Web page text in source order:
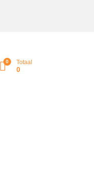
0 Totaal
0